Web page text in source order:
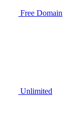
Free Domain
Unlimited